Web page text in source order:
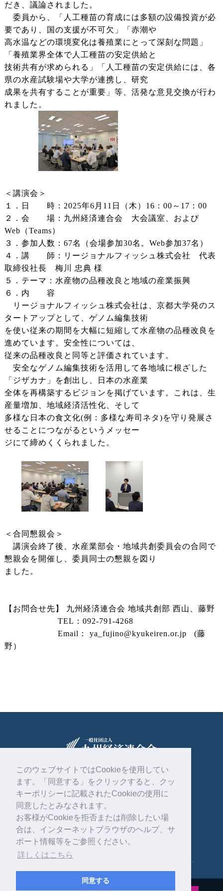
このウェブサイトではCookieを使用してい
ます。「同意する」をクリックすると、クッ
キーポリシーに記載されたCookieの使用に
同意したとみなされます。
お客様がCookieを拒否または削除したい場
合は、インターネットブラウザのヘルプ、サ
ポート情報等をご参照ください。
詳しくはこちら
同意する
だき、議論されました。
委員から、「人工種苗の育成には多額の設備投資が必
要であり、国の支援が不可欠」「赤潮や
高水温などの環境変化は養殖業にとって深刻な問題」
「養殖業界全体で人工種苗の安定供給と
技術共有が求められる」「人工種苗の安定供給には、各
県の水産試験場や大学が連携し、研究
成果を共有することが重要」等、活発な意見交換が行わ
れました。
＜講演会＞
１．日 時：2025年6月11日（木）16：00～17：00
２．会 場：九州経済連合会 大会議室、および
Web（Teams）
３．参加人数：67名（会場参加30名。Web参加37名）
４．講 師：リージョナルフィッシュ株式会社 代表
取締役社長 梅川 忠典 様
５．テーマ：水産物の品種改良と地域の産業振興
６．内 容
リージョナルフィッシュ株式会社は、京都大学発のス
タートアップとして、ゲノム編集技術
を使い従来の期間を大幅に短縮して水産物の品種改良を
進めています。安全性については、
従来の品種改良と同等と評価されています。
安全なゲノム編集技術を活用して各地域に根ざした
「ジザカナ」を創出し、日本の水産業
全体を再構築するビジョンを掲げています。これは、生
産量増加、地域経済活性化、そして
多様な日本の食文化(例：多様な寿司ネタ)を守り発展さ
せることにつながると いう メッセー
ジにて締めくくられました。
＜合同懇親会＞
講演会終了後、水産業部会・地域共創委員会の合同で
懇親会を開催し、委員同士の懇親を図り
ました。
【お問合せ先】 九州経済連合会 地域共創部 西山、藤野
TEL：092-791-4268
Email：
ya_fujino@kyukeiren.or.jp (藤
野）
〒810-0004
福岡市中央区渡辺通2丁目1番82号
092-761-4261
Copyright © 一般社団法人 九州経済連合会 . All rights reserved.